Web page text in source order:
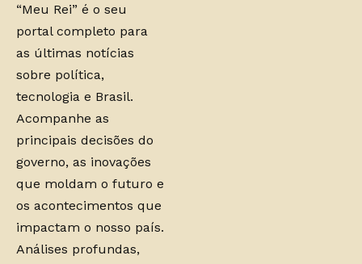
“Meu Rei” é o seu
portal completo para
as últimas notícias
sobre política,
tecnologia e Brasil.
Acompanhe as
principais decisões do
governo, as inovações
que moldam o futuro e
os acontecimentos que
impactam o nosso país.
Análises profundas,